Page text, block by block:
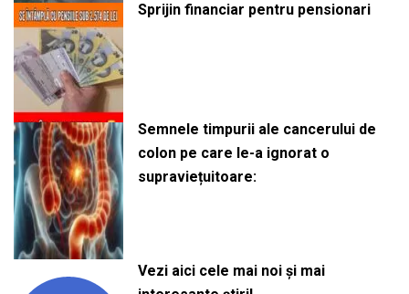
Sprijin financiar pentru pensionari
Semnele timpurii ale cancerului de
colon pe care le-a ignorat o
supraviețuitoare:
Vezi aici cele mai noi și mai